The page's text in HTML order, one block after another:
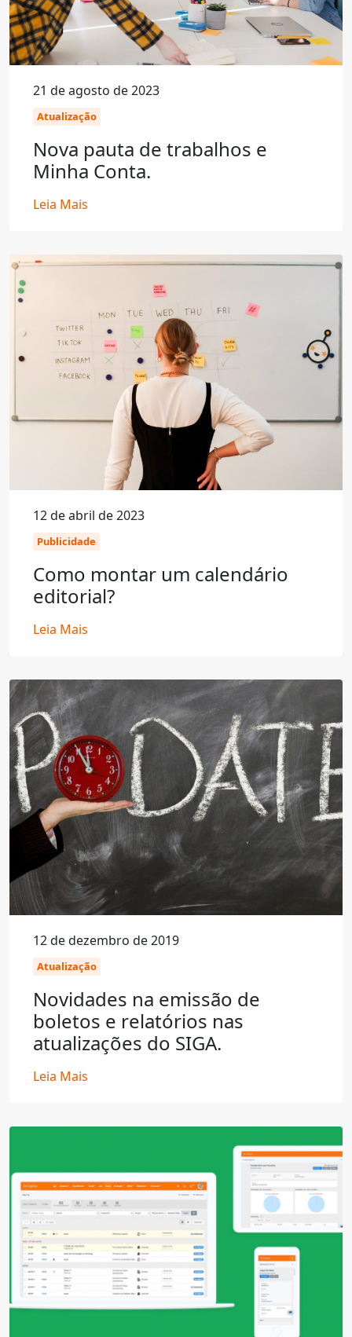
21 de agosto de 2023
Atualização
Nova pauta de trabalhos e
Minha Conta.
Leia Mais
12 de abril de 2023
Publicidade
Como montar um calendário
editorial?
Leia Mais
12 de dezembro de 2019
Atualização
Novidades na emissão de
boletos e relatórios nas
atualizações do SIGA.
Leia Mais